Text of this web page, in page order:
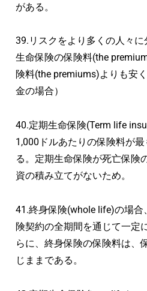
がある。
39.リスクをより多くの人々
生命保険の保険料(the
険料(the premiums)よりも安
金の場合）
40.定期生命保険(Term life
1,000ドルあたりの保険料が
る。定期生命保険が死亡保険
資の積み立てがないため。
41.終身保険(whole life)の場
険契約の全期間を通じて一定
らに、終身保険の保険料は、
じままである。